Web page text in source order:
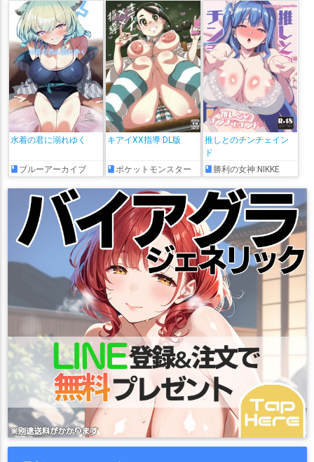
水着の君に溺れゆく
ブルーアーカイブ
キアイXX指導 DL版
ポケットモンスター
推しとのチンチェイン
ド
勝利の女神:NIKKE